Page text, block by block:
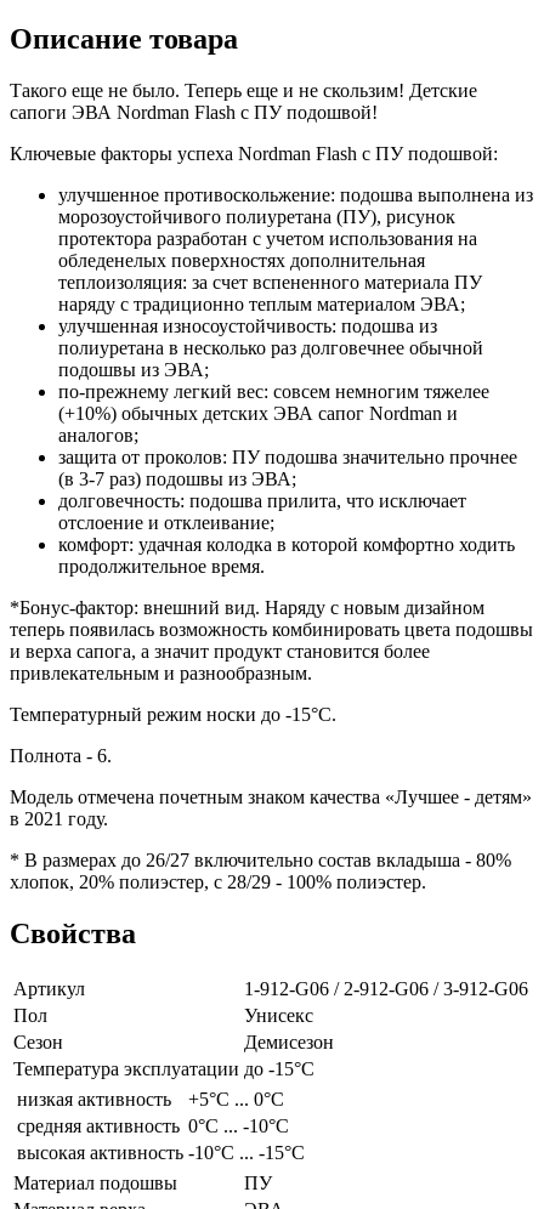
Описание товара
Такого еще не было. Теперь еще и не скользим! Детские
сапоги ЭВА Nordman Flash с ПУ подошвой!
Ключевые факторы успеха Nordman Flash с ПУ подошвой:
улучшенное противоскольжение: подошва выполнена из
морозоустойчивого полиуретана (ПУ), рисунок
протектора разработан с учетом использования на
обледенелых поверхностях дополнительная
теплоизоляция: за счет вспененного материала ПУ
наряду с традиционно теплым материалом ЭВА;
улучшенная износоустойчивость: подошва из
полиуретана в несколько раз долговечнее обычной
подошвы из ЭВА;
по-прежнему легкий вес: совсем немногим тяжелее
(+10%) обычных детских ЭВА сапог Nordman и
аналогов;
защита от проколов: ПУ подошва значительно прочнее
(в 3-7 раз) подошвы из ЭВА;
долговечность: подошва прилита, что исключает
отслоение и отклеивание;
комфорт: удачная колодка в которой комфортно ходить
продолжительное время.
*Бонус-фактор: внешний вид. Наряду с новым дизайном
теперь появилась возможность комбинировать цвета подошвы
и верха сапога, а значит продукт становится более
привлекательным и разнообразным.
Температурный режим носки до -15°C.
Полнота - 6.
Модель отмечена почетным знаком качества «Лучшее - детям»
в 2021 году.
* В размерах до 26/27 включительно состав вкладыша - 80%
хлопок, 20% полиэстер, с 28/29 - 100% полиэстер.
Свойства
Артикул
1-912-G06 / 2-912-G06 / 3-912-G06
Пол
Унисекс
Сезон
Демисезон
Температура эксплуатации до -15°С
низкая активность
+5°С ... 0°С
средняя активность 0°С ... -10°С
высокая активность -10°С ... -15°С
Материал подошвы
ПУ